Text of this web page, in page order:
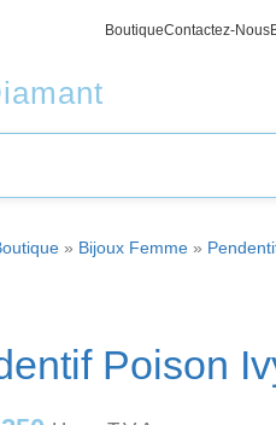
BoutiqueContactez-Nous
» Bijoux Femme »
Poison